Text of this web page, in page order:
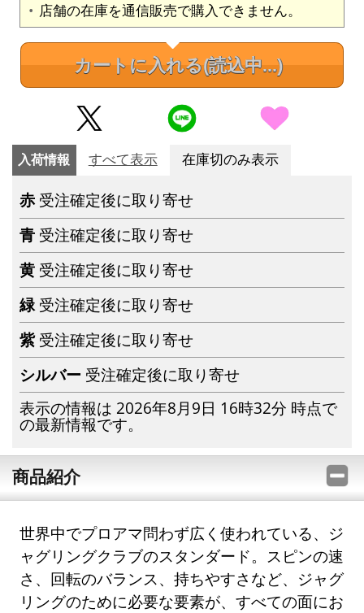
店舗の在庫を通信販売で購入できません。
カートに入れる(読込中...)
入荷情報 すべて表示 在庫切のみ表示
赤 受注確定後に取り寄せ
青 受注確定後に取り寄せ
黄 受注確定後に取り寄せ
緑 受注確定後に取り寄せ
紫 受注確定後に取り寄せ
シルバー 受注確定後に取り寄せ
表示の情報は 2026年8月9日 16時32分 時点で
の最新情報です。
商品紹介
世界中でプロアマ問わず広く使われている、ジ
ャグリングクラブのスタンダード。スピンの速
さ、回転のバランス、持ちやすさなど、ジャグ
リングのために必要な要素が、すべての面にお